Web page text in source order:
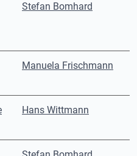
Stefan Bomhard
Manuela Frischmann
Hans Wittmann